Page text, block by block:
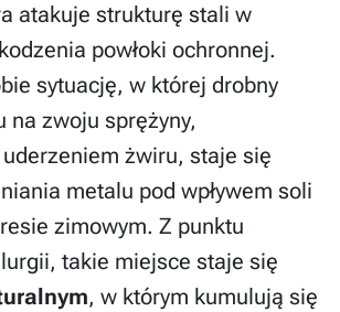
atakuje strukturę stali w
powłoki ochronnej.
sytuację, w której drobny
na zwoju sprężyny,
żwiru, staje się
metalu pod wpływem soli
zimowym. Z punktu
takie miejsce staje się
, w którym kumulują się